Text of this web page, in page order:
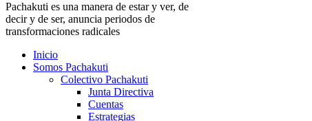
Pachakuti es una manera de estar y ver, de
decir y de ser, anuncia periodos de
transformaciones radicales
Inicio
Somos Pachakuti
Colectivo Pachakuti
Junta Directiva
Cuentas
Estrategias